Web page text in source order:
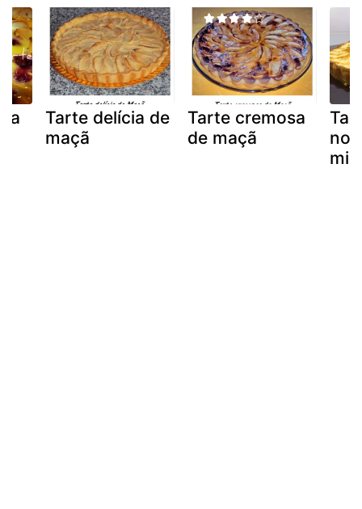
Tarte delícia de
maçã
Tarte cremosa
de maçã
no